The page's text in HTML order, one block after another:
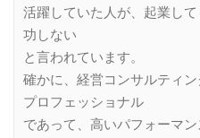
活躍していた人が、起業し
功しない
と言われています。
確かに、経営コンサルティ
プロフェッショナル
であって、高いパフォーマ